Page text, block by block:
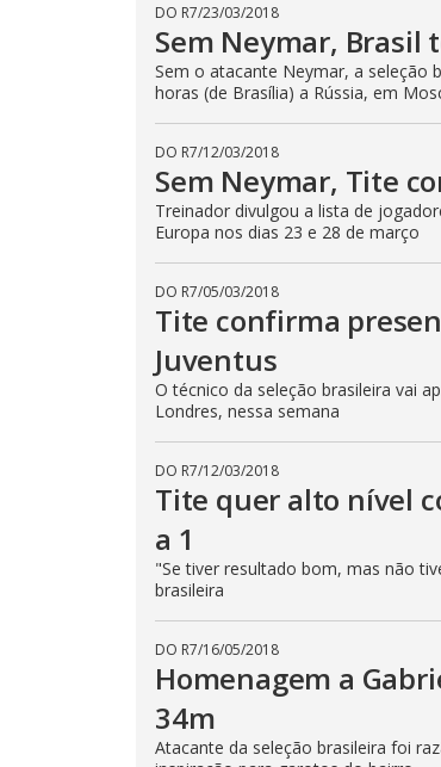
DO R7/23/03/2018
Sem Neymar, Brasil
Sem o atacante Neymar, a seleção
horas (de Brasília) a Rússia, em
DO R7/12/03/2018
Sem Neymar, Tite
Treinador divulgou a lista de
Europa nos dias 23 e 28 de março
DO R7/05/03/2018
Tite confirma
Juventus
O técnico da seleção brasileira vai
Londres, nessa semana
DO R7/12/03/2018
Tite quer alto nível
a 1
"Se tiver resultado bom, mas não
brasileira
DO R7/16/05/2018
Homenagem a
34m
Atacante da seleção brasileira foi